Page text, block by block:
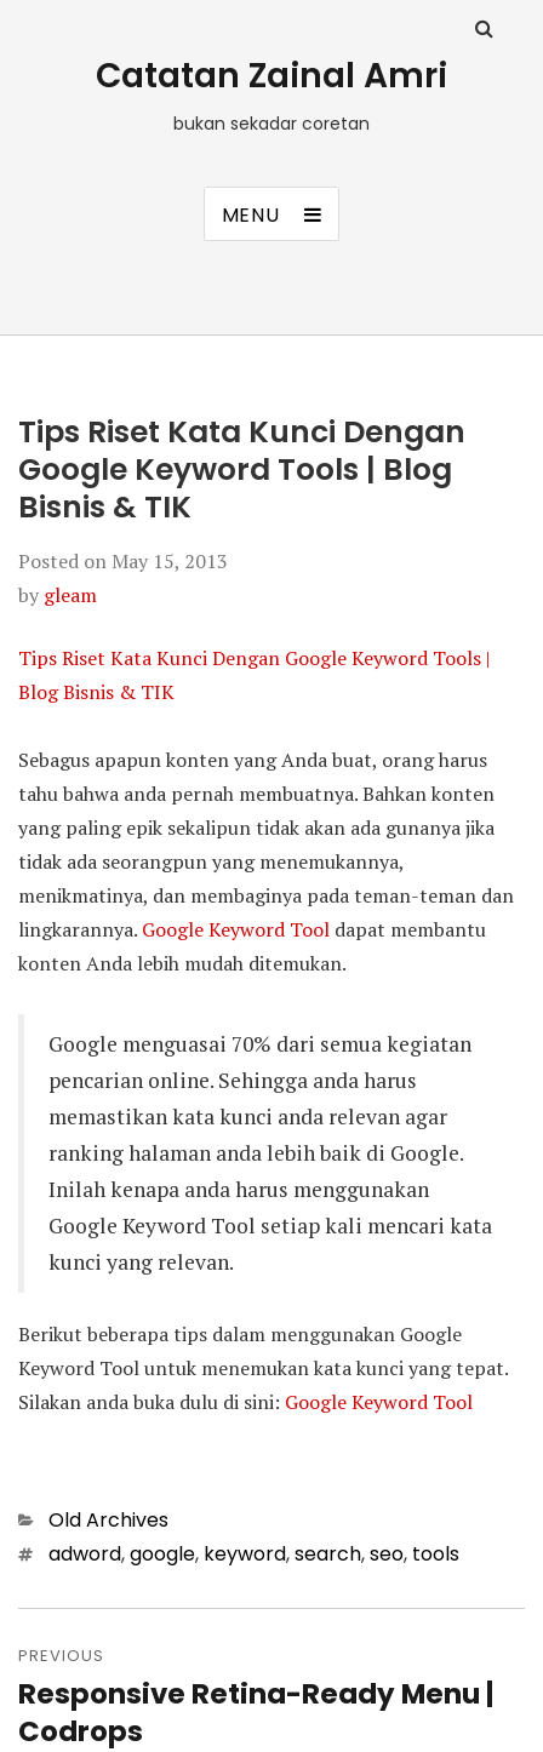
Catatan Zainal Amri
bukan sekadar coretan
MENU
Tips Riset Kata Kunci Dengan
Google Keyword Tools | Blog
Bisnis & TIK
Posted on May 15, 2013
by gleam
Tips Riset Kata Kunci Dengan Google Keyword Tools |
Blog Bisnis & TIK
Sebagus apapun konten yang Anda buat, orang harus
tahu bahwa anda pernah membuatnya. Bahkan konten
yang paling epik sekalipun tidak akan ada gunanya jika
tidak ada seorangpun yang menemukannya,
menikmatinya, dan membaginya pada teman-teman dan
lingkarannya. Google Keyword Tool dapat membantu
konten Anda lebih mudah ditemukan.
Google menguasai 70% dari semua kegiatan
pencarian online. Sehingga anda harus
memastikan kata kunci anda relevan agar
ranking halaman anda lebih baik di Google.
Inilah kenapa anda harus menggunakan
Google Keyword Tool setiap kali mencari kata
kunci yang relevan.
Berikut beberapa tips dalam menggunakan Google
Keyword Tool untuk menemukan kata kunci yang tepat.
Silakan anda buka dulu di sini: Google Keyword Tool
Categories
Old Archives
Tagsadword,google, keyword,search,seo, tools
Post
navigation
PREVIOUS
Previous
post:
Responsive Retina-Ready Menu |
Codrops